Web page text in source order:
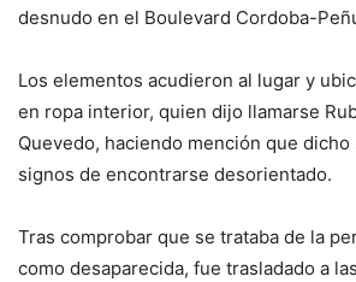
desnudo en el Boulevard Cordoba-
Los elementos acudieron al lugar y
en ropa interior, quien dijo llamarse
Quevedo, haciendo mención que
signos de encontrarse desorientado.
Tras comprobar que se trataba de la
como desaparecida, fue trasladado a